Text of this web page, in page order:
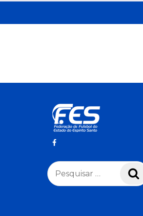
Pesquisar
por: